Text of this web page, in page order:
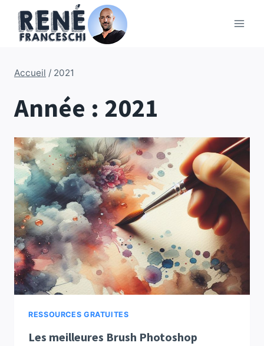
contenu
Accueil / 2021
Année : 2021
RESSOURCES GRATUITES
Les meilleures Brush Photoshop